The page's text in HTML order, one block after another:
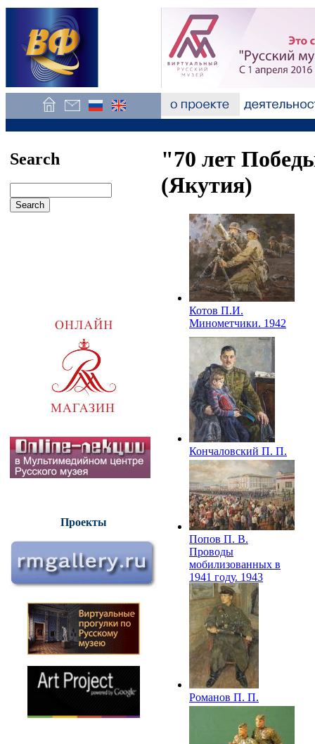
Search
Проекты
"70 лет
(Якутия)
Котов П.И.
Минометчики. 1942
Кончаловский П. П.
Портрет писателя
Сергея
Владимировича
Михалкова с сыном.
1943
Попов П. В.
Проводы
мобилизованных в
1941 году. 1943
Романов П. П.
Портрет лейтенанта
Г.П.Баланова. 1943